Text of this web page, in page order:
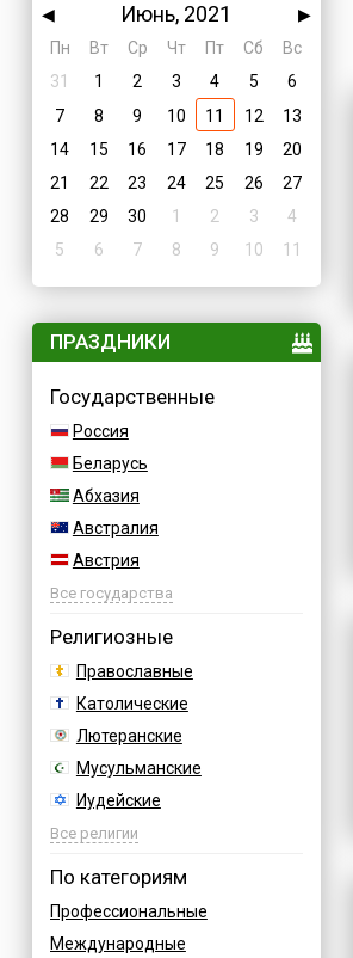
◀ Июнь, 2021
▶
Пн
Вт Ср Чт Пт Сб
Вс
31
1 2 3 4 5
6
7
8 9 10 11 12
13
14
15 16 17 18 19
20
21
22 23 24 25 26
27
28
29 30 1 2 3
4
5
6 7 8 9 10 11
ПРАЗДНИКИ
Государственные
Россия
Беларусь
Абхазия
Австралия
Австрия
Азербайджан
Босния
Бразилия
Великобритания
Все государства
Религиозные
Православные
Католические
Лютеранские
Мусульманские
Иудейские
Буддийские
Все религии
По категориям
Профессиональные
Международные